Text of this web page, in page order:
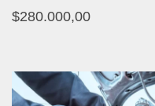
$280.000,00